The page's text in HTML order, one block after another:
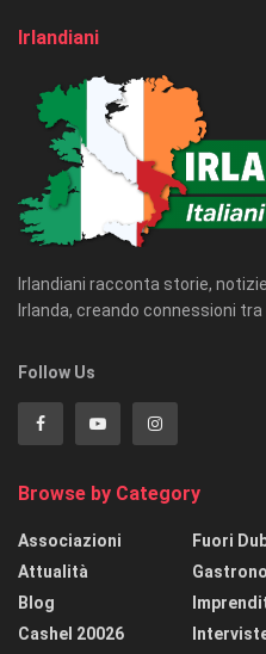
Irlandiani
Irlandiani racconta storie,
Irlanda, creando connessioni
Follow Us
Browse by Category
Associazioni
Attualità
Blog
Cashel 20026
Fuori